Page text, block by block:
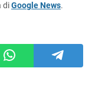
diGoogle News.